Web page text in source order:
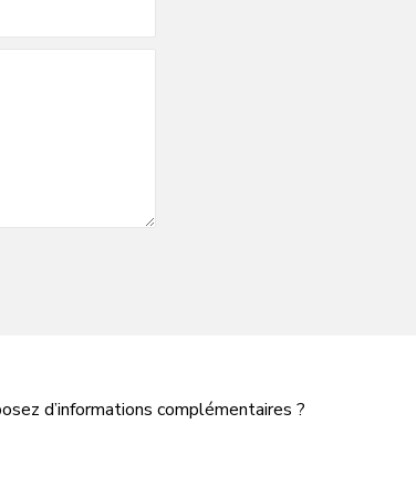
d’informations complémentaires ?